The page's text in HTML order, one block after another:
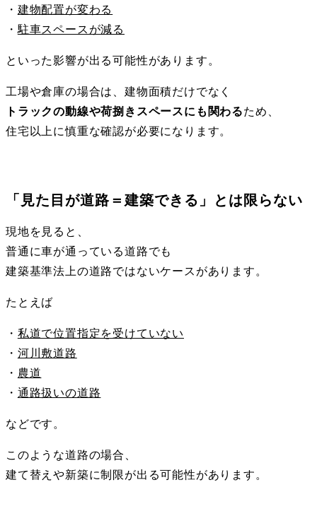
・ 建物配置が変わる
・ 駐車スペースが減る
といった影響が出る可能性があります。
工場や倉庫の場合は、建物面積だけでなく
トラックの動線や荷捌きスペースにも関わるため、
住宅以上に慎重な確認が必要になります。
「見た目が道路＝建築できる」とは限らない
現地を見ると、
普通に車が通っている道路でも
建築基準法上の道路ではないケースがあります。
たとえば
・ 私道で位置指定を受けていない
・ 河川敷道路
・ 農道
・ 通路扱いの道路
などです。
このような道路の場合、
建て替えや新築に制限が出る可能性があります。